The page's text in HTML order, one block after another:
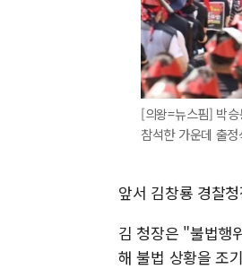
[의왕=뉴스핌] 박
참석한 가운데 출
앞서 김창룡 경찰
김 청장은 "불법행
해 불법 상황을 조